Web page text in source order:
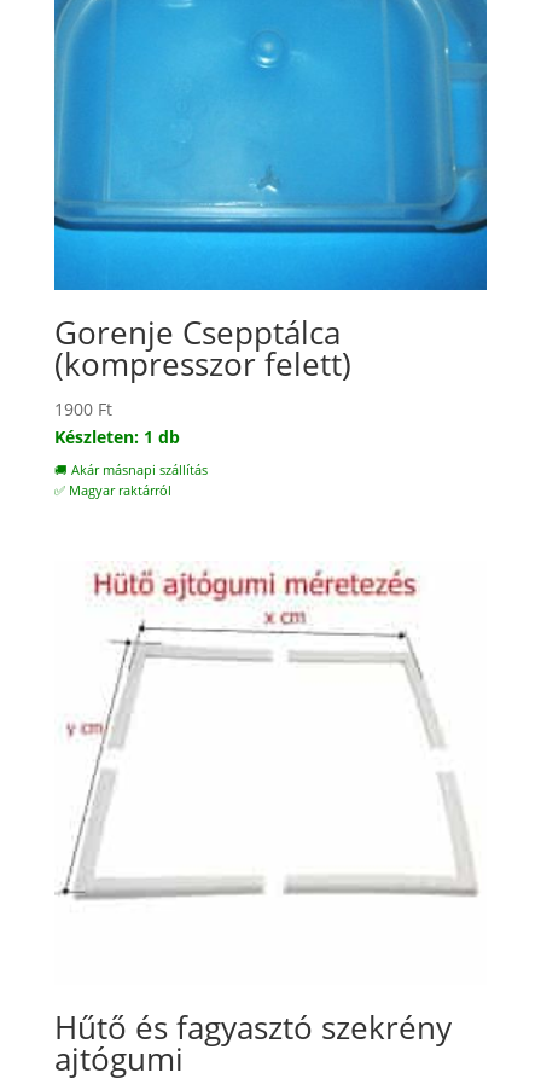
Gorenje Csepptálca
(kompresszor felett)
1900 Ft
Készleten: 1 db
🚚 Akár másnapi szállítás
✅ Magyar raktárról
Hűtő és fagyasztó szekrény
ajtógumi